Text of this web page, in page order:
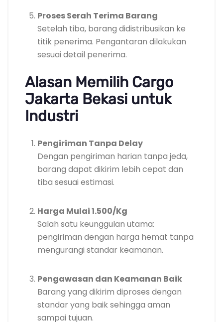
Proses Serah Terima Barang
Setelah tiba, barang didistribusikan ke
titik penerima. Pengantaran dilakukan
sesuai detail penerima.
Alasan Memilih Cargo
Jakarta Bekasi untuk
Industri
Pengiriman Tanpa Delay
Dengan pengiriman harian tanpa jeda,
barang dapat dikirim lebih cepat dan
tiba sesuai estimasi.
Harga Mulai 1.500/Kg
Salah satu keunggulan utama:
pengiriman dengan harga hemat tanpa
mengurangi standar keamanan.
Pengawasan dan Keamanan Baik
Barang yang dikirim diproses dengan
standar yang baik sehingga aman
sampai tujuan.